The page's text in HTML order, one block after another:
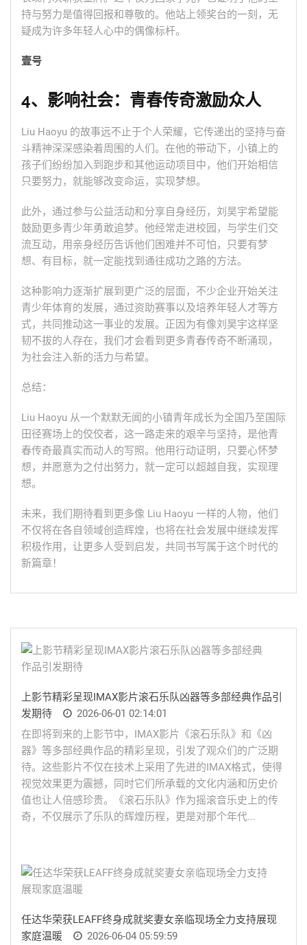
持与努力是值得回报和尊敬的。他站上领奖台的一刻，无
疑成为许多年轻人心中的偶像标杆。
壹号
4、影响社会：青春传奇激励众人
Liu Haoyu 的故事远不止于个人荣耀，它传递出的坚持与奋
斗精神深深感染着周围的人们。在他的带动下，小镇上的
孩子们纷纷加入到跑步和其他运动项目中，他们开始相信
只要努力，就能够改变命运，实现梦想。
此外，通过参与公益活动和分享自身经历，刘昊宇希望能
鼓励更多青少年勇敢追梦。他经常走进校园，与学生们交
流互动，用亲身经历告诉他们困难并不可怕，只要有梦
想、有目标，就一定能找到通往成功之路的方法。
这种影响力逐渐扩展到更广泛的层面，不少企业开始关注
青少年体育的发展，通过资助赛事以及培养年轻人才等方
式，共同推动这一事业的发展。正因为有像刘昊宇这样坚
韧不拔的人存在，我们才会看到更多青春传奇不断涌现，
为社会注入新的活力与希望。
总结：
Liu Haoyu 从一个默默无闻的小镇青年成长为全国乃至国际
田径赛场上的佼佼者，这一路走来的艰辛与坚持，是他青
春传奇最真实而动人的写照。他用行动证明，只要心怀梦
想，并愿意为之付出努力，就一定可以超越自我，实现理
想。
未来，我们期待看到更多像 Liu Haoyu 一样的人物，他们
不仅将在各自领域创造辉煌，也将在社会发展中继续发挥
积极作用，让更多人受到启发，共同书写属于这个时代的
新篇章！
上影节精彩呈现IMAX影片滚石乐队凶器等多部经典作品引
发期待
2026-06-01 02:14:01
在即将到来的上影节中，IMAX影片《滚石乐队》和《凶
器》等多部经典作品的精彩呈现，引发了观众们的广泛期
待。这些影片不仅在技术上采用了先进的IMAX格式，使得
视觉效果更为震撼，同时它们所承载的文化内涵和历史价
值也让人倍感珍贵。《滚石乐队》作为摇滚音乐史上的传
奇，不仅展示了乐队的辉煌历程，更是对那个年代...
任达华荣获LEAFF终身成就奖妻女亲临现场全力支持展现
家庭温暖
2026-06-04 05:59:59